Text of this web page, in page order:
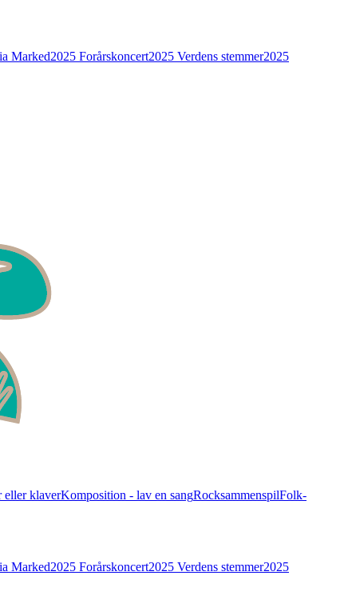
Marked2025 Forårskoncert2025 Verdens stemmer2025
eller klaverKomposition - lav en sangRocksammenspilFolk-
Marked2025 Forårskoncert2025 Verdens stemmer2025